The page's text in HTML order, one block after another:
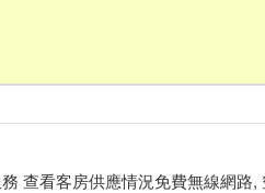
查看客房供應情況免費無線網